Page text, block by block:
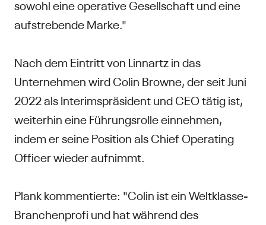
sowohl eine operative Gesellschaft und eine
aufstrebende Marke."
Nach dem Eintritt von Linnartz in das
Unternehmen wird Colin Browne, der seit Juni
2022 als Interimspräsident und CEO tätig ist,
weiterhin eine Führungsrolle einnehmen,
indem er seine Position als Chief Operating
Officer wieder aufnimmt.
Plank kommentierte: "Colin ist ein Weltklasse-
Branchenprofi und hat während des